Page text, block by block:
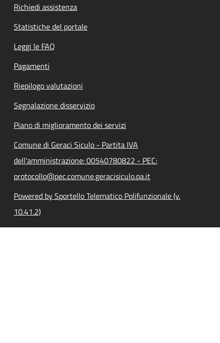
Richiedi assistenza
Statistiche del portale
Leggi le FAQ
Pagamenti
Riepilogo valutazioni
Segnalazione disservizio
Piano di miglioramento dei servizi
Comune di Geraci Siculo - Partita IVA
dell'amministrazione: 00540780822 - PEC:
protocollo@pec.comune.geracisiculo.pa.it
Powered by Sportello Telematico Polifunzionale (v.
10.41.2)